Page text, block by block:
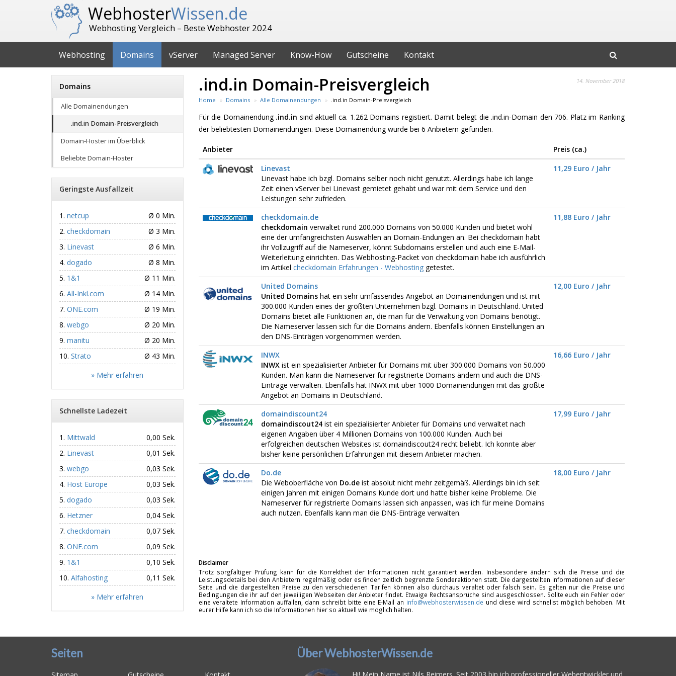
WebhosterWissen.de
Webhosting Vergleich – Beste Webhoster 2024
Webhosting Domains vServer Managed Server Know-How Gutscheine Kontakt
14. November 2018
.ind.in Domain-Preisvergleich
Home Domains Alle Domainendungen .ind.in Domain-Preisvergleich
Für die Domainendung .ind.in sind aktuell ca. 1.262 Domains registiert. Damit belegt die .ind.in-Domain den 706. Platz im Ranking
der beliebtesten Domainendungen. Diese Domainendung wurde bei 6 Anbietern gefunden.
Anbieter
Preis (ca.)
Linevast
Linevast habe ich bzgl. Domains selber noch nicht genutzt. Allerdings habe ich lange
Zeit einen vServer bei Linevast gemietet gehabt und war mit dem Service und den
Leistungen sehr zufrieden.
11,29 Euro / Jahr
checkdomain.de
checkdomain verwaltet rund 200.000 Domains von 50.000 Kunden und bietet wohl
eine der umfangreichsten Auswahlen an Domain-Endungen an. Bei checkdomain habt
ihr Vollzugriff auf die Nameserver, könnt Subdomains erstellen und auch eine E-Mail-
Weiterleitung einrichten. Das Webhosting-Packet von checkdomain habe ich ausführlich
im Artikel checkdomain Erfahrungen - Webhostinggetestet.
11,88 Euro / Jahr
United Domains
United Domainshat ein sehr umfassendes Angebot an Domainendungen und ist mit
300.000 Kunden eines der größten Unternehmen bzgl. Domains in Deutschland. United
Domains bietet alle Funktionen an, die man für die Verwaltung von Domains benötigt.
Die Nameserver lassen sich für die Domains ändern. Ebenfalls können Einstellungen an
den DNS-Einträgen vorgenommen werden.
12,00 Euro / Jahr
INWX
INWXist ein spezialisierter Anbieter für Domains mit über 300.000 Domains von 50.000
Kunden. Man kann die Nameserver für registrierte Domains ändern und auch die DNS-
Einträge verwalten. Ebenfalls hat INWX mit über 1000 Domainendungen mit das größte
Angebot an Domains in Deutschland.
16,66 Euro / Jahr
domaindiscount24
domaindiscout24ist ein spezialisierter Anbieter für Domains und verwaltet nach
eigenen Angaben über 4 Millionen Domains von 100.000 Kunden. Auch bei
erfolgreichen deutschen Websites ist domaindiscout24 recht beliebt. Ich konnte aber
bisher keine persönlichen Erfahrungen mit diesem Anbieter machen.
17,99 Euro / Jahr
Do.de
Die Weboberfläche von Do.deist absolut nicht mehr zeitgemäß. Allerdings bin ich seit
einigen Jahren mit einigen Domains Kunde dort und hatte bisher keine Probleme. Die
Nameserver für registrierte Domains lassen sich anpassen, was ich für meine Domains
auch nutzen. Ebenfalls kann man die DNS-Einträge verwalten.
18,00 Euro / Jahr
Disclaimer
Trotz sorgfältiger Prüfung kann für die Korrektheit der Informationen nicht garantiert werden. Insbesondere ändern sich die Preise und die
Leistungsdetails bei den Anbietern regelmäßig oder es finden zeitlich begrenzte Sonderaktionen statt. Die dargestellten Informationen auf dieser
Seite und die dargestellten Preise zu den verschiedenen Tarifen können also durchaus veraltet oder falsch sein. Es gelten nur die Preise und
Bedingungen die ihr auf den jeweiligen Webseiten der Anbieter findet. Etwaige Rechtsansprüche sind ausgeschlossen. Sollte euch ein Fehler oder
eine veraltete Information auffallen, dann schreibt bitte eine E-Mail an info@webhosterwissen.de und diese wird schnellst möglich behoben. Mit
eurer Hilfe kann ich so die Informationen hier so aktuell wie möglich halten.
Domains
Alle Domainendungen
.ind.in Domain-Preisvergleich
Domain-Hoster im Überblick
Beliebte Domain-Hoster
Geringste Ausfallzeit
netcup
Ø 0 Min.
checkdomain
Ø 3 Min.
Linevast
Ø 6 Min.
dogado
Ø 8 Min.
1&1
Ø 11 Min.
All-Inkl.com
Ø 14 Min.
ONE.com
Ø 19 Min.
webgo
Ø 20 Min.
manitu
Ø 20 Min.
Strato
Ø 43 Min.
» Mehr erfahren
Schnellste Ladezeit
Mittwald
0,00 Sek.
Linevast
0,01 Sek.
webgo
0,03 Sek.
Host Europe
0,03 Sek.
dogado
0,03 Sek.
Hetzner
0,04 Sek.
checkdomain
0,07 Sek.
ONE.com
0,09 Sek.
1&1
0,10 Sek.
Alfahosting
0,11 Sek.
» Mehr erfahren
Seiten Über WebhosterWissen.de